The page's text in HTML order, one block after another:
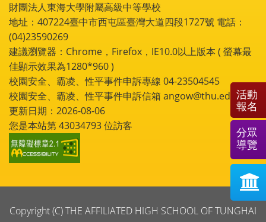
財團法人東海大學附屬高級中等學校
地址：407224臺中市西屯區臺灣大道四段1727號 電話：
(04)23590269
建議瀏覽器：Chrome，Firefox，IE10.0以上版本 ( 螢幕最
佳顯示效果為1280*960 )
校園安全、霸凌、性平事件申訴專線 04-23504545
校園安全、霸凌、性平事件申訴信箱 angow@thu.edu.tw
更新日期：2026-08-06
您是本站第43034793位訪客
Copyright (C) THE AFFILIATED HIGH SCHOOL OF TUNGHAI
活動
報名
分眾
導覽